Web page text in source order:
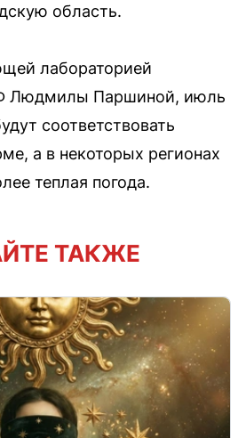
область.
лабораторией
Людмилы Паршиной, июль
соответствовать
а в некоторых регионах
теплая погода.
ТАКЖЕ